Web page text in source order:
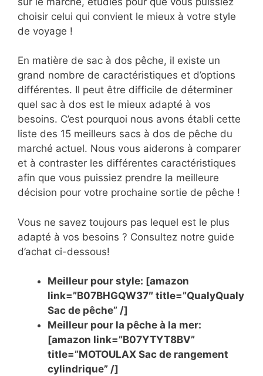
choisir celui qui convient le mieux à votre style
de voyage !
En matière de sac à dos pêche, il existe un
grand nombre de caractéristiques et d’options
différentes. Il peut être difficile de déterminer
quel sac à dos est le mieux adapté à vos
besoins. C’est pourquoi nous avons établi cette
liste des 15 meilleurs sacs à dos de pêche du
marché actuel. Nous vous aiderons à comparer
et à contraster les différentes caractéristiques
afin que vous puissiez prendre la meilleure
décision pour votre prochaine sortie de pêche !
Vous ne savez toujours pas lequel est le plus
adapté à vos besoins ? Consultez notre guide
d’achat ci-dessous!
Meilleur pour style: [amazon
link=”B07BHGQW37″ title=”QualyQualy
Sac de pêche” /]
Meilleur pour la pêche à la mer:
[amazon link=”B07YTYT8BV”
title=”MOTOULAX Sac de rangement
cylindrique” /]